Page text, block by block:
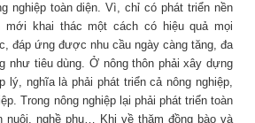
nghiệp toàn diện. Vì, chỉ có phát triển nền
mới khai thác một cách có hiệu quả mọi
đáp ứng được nhu cầu ngày càng tăng, đa
như tiêu dùng. Ở nông thôn phải xây dựng
lý, nghĩa là phải phát triển cả nông nghiệp,
Trong nông nghiệp lại phải phát triển toàn
nuôi, nghề phụ… Khi về thăm đồng bào và